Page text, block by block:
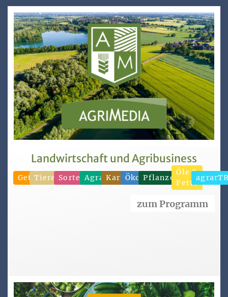
Landwirtschaft und Agribusiness
Getreide
Tierernährung
Sorten/Saatgut
Agrarhandel
Kartoffeln
Ökonomie
Pflanzenproduktion
Öle &
Fette
zum Programm